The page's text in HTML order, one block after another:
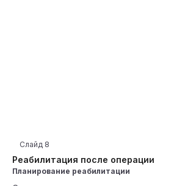
Реабилитация после операции
Слайд 8
Планирование реабилитации